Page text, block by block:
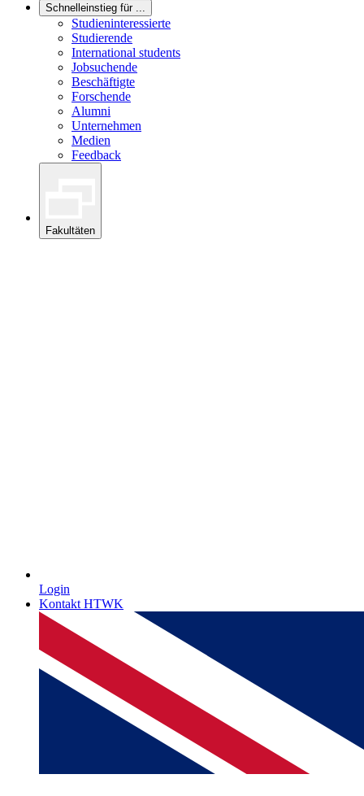
Schnelleinstieg für ...
Studieninteressierte
Studierende
International students
Jobsuchende
Beschäftigte
Forschende
Alumni
Unternehmen
Medien
Feedback
Fakultäten
Login
Kontakt HTWK